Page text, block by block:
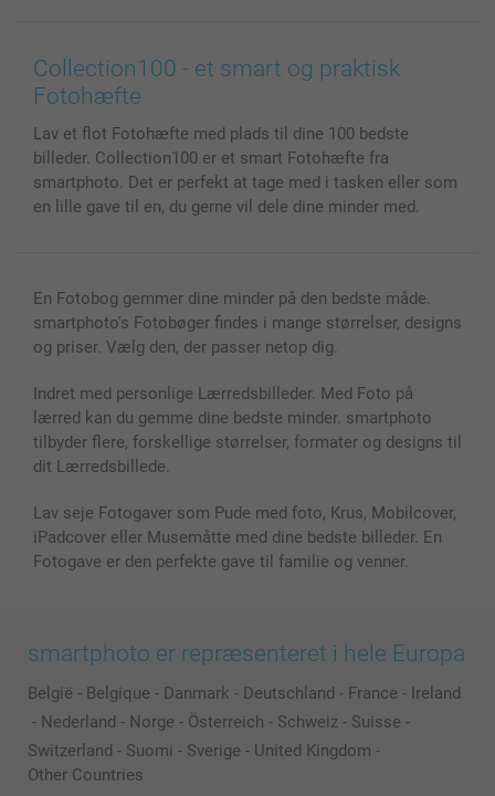
Billeder, Plakater & Fotohæfter
Cover til mobil & tablet
Fotokalender & Kalenderbog
Fotorammer & Tilbehør
Alle fotoprodukter
Cookie Policy
Sitemap
Investor Relations
100% tilfredshedsgaranti
smartbonus
Status for ordrer
Collection100 - et smart og praktisk
Fotohæfte
Lav et flot Fotohæfte med plads til dine 100 bedste
billeder. Collection100 er et smart Fotohæfte fra
smartphoto. Det er perfekt at tage med i tasken eller som
en lille gave til en, du gerne vil dele dine minder med.
En Fotobog gemmer dine minder på den bedste måde.
smartphoto's Fotobøger findes i mange størrelser, designs
og priser. Vælg den, der passer netop dig.
Indret med personlige Lærredsbilleder. Med Foto på
lærred kan du gemme dine bedste minder. smartphoto
tilbyder flere, forskellige størrelser, formater og designs til
dit Lærredsbillede.
Lav seje Fotogaver som Pude med foto, Krus, Mobilcover,
iPadcover eller Musemåtte med dine bedste billeder. En
Fotogave er den perfekte gave til familie og venner.
smartphoto er repræsenteret i hele Europa
België - Belgique - Danmark - Deutschland - France - Ireland
- Nederland - Norge - Österreich - Schweiz - Suisse -
Switzerland - Suomi - Sverige - United Kingdom -
Other Countries